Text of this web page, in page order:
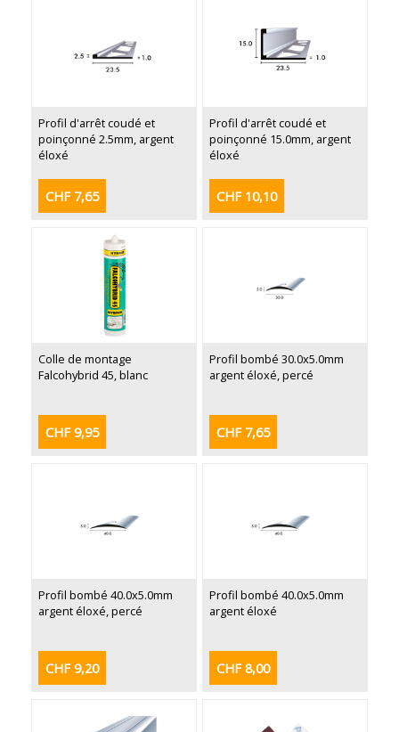
Profil d'arrêt coudé et
poinçonné 2.5mm, argent
éloxé
CHF 7,65
Profil d'arrêt coudé et
poinçonné 15.0mm, argent
éloxé
CHF 10,10
Colle de montage
Falcohybrid 45, blanc
CHF 9,95
Profil bombé 30.0x5.0mm
argent éloxé, percé
CHF 7,65
Profil bombé 40.0x5.0mm
argent éloxé, percé
CHF 9,20
Profil bombé 40.0x5.0mm
argent éloxé
CHF 8,00